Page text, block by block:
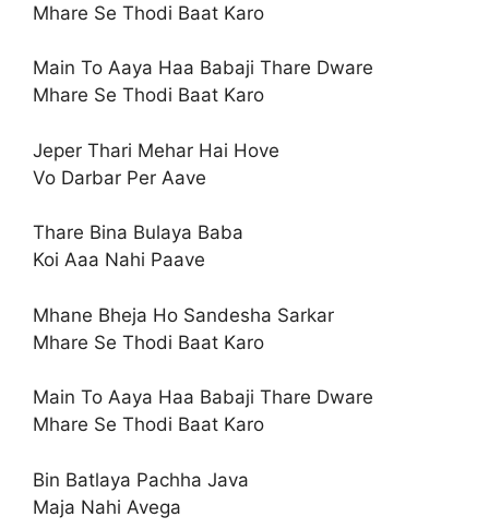
Mhare Se Thodi Baat Karo
Main To Aaya Haa Babaji Thare Dware
Mhare Se Thodi Baat Karo
Jeper Thari Mehar Hai Hove
Vo Darbar Per Aave
Thare Bina Bulaya Baba
Koi Aaa Nahi Paave
Mhane Bheja Ho Sandesha Sarkar
Mhare Se Thodi Baat Karo
Main To Aaya Haa Babaji Thare Dware
Mhare Se Thodi Baat Karo
Bin Batlaya Pachha Java
Maja Nahi Avega